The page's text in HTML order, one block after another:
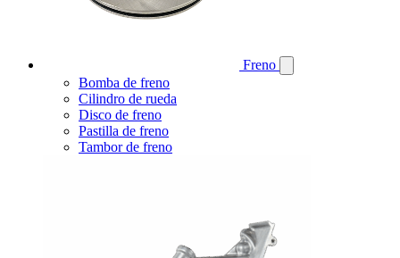
Freno
Bomba de freno
Cilindro de rueda
Disco de freno
Pastilla de freno
Tambor de freno